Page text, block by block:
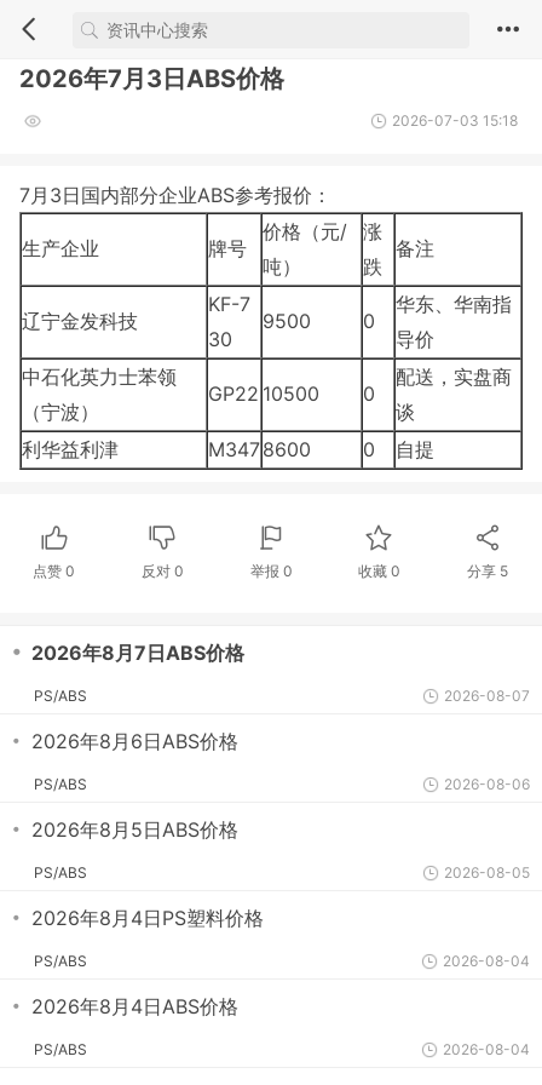
2026年7月3日ABS价格
2026-07-03 15:18
7月3日国内部分企业ABS参考报价：
生产企业 牌号
价格（元/
吨）
涨
跌
备注
辽宁金发科技
KF-7
30
9500 0
华东、华南指
导价
中石化英力士苯领
（宁波）
GP22 10500 0
配送，实盘商
谈
利华益利津
M3478600 0 自提
点赞0 反对 0 举报 0 收藏 0 分享 5
・ 2026年8月7日ABS价格
PS/ABS 2026-08-07
・ 2026年8月6日ABS价格
PS/ABS 2026-08-06
・ 2026年8月5日ABS价格
PS/ABS 2026-08-05
・ 2026年8月4日PS塑料价格
PS/ABS 2026-08-04
・ 2026年8月4日ABS价格
PS/ABS 2026-08-04